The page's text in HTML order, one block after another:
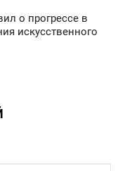
о прогрессе в
искусственного